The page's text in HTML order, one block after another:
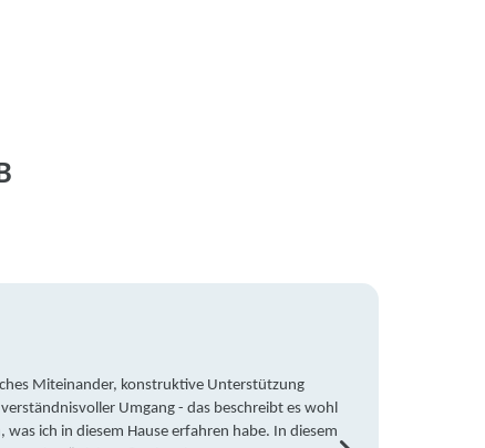
Miteinander, konstruktive Unterstützung
Umgang - das beschreibt es wohl
ich in diesem Hause erfahren habe. In diesem